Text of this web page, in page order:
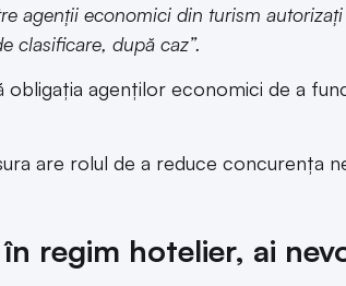
agenții economici din turism
clasificare, după caz”.
obligația agenților economici de a
are rolul de a reduce concurența
regim hotelier, ai